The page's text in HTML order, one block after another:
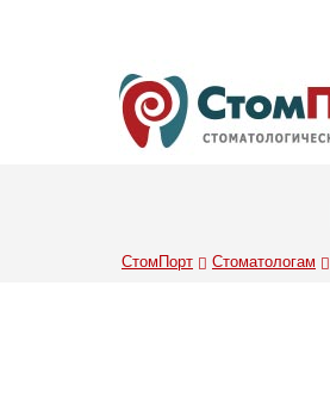
СтомПорт Стоматологам